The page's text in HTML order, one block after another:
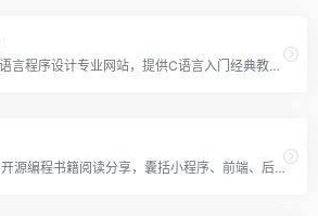
是中国领先的C语言程序设计专业网站，提供C语言入门经典教程、C语言编译器、C语言函数手册，C语言编程技巧，C语言考试试题等，是学习、自学C语言程序设计的好帮手。
IT程序员互联网开源编程书籍阅读分享，囊括小程序、前端、后端、移动端、云计算、大数据、区块链、机器学习、人工智能和面试笔试等相关书籍，助你码力十足！